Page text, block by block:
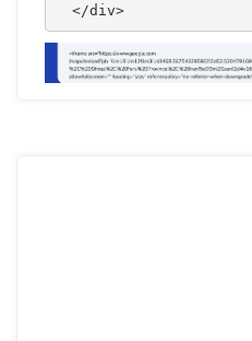
  </div>